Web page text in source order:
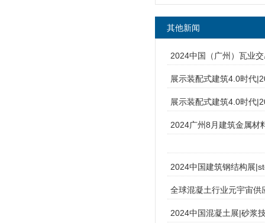
其他新闻
2024中国（广州）瓦业
展示装配式建筑4.0时代
展示装配式建筑4.0时代
2024广州8月建筑金属材
2024中国建筑钢结构展
全球混凝土行业元宇宙
2024中国混凝土展|砂浆